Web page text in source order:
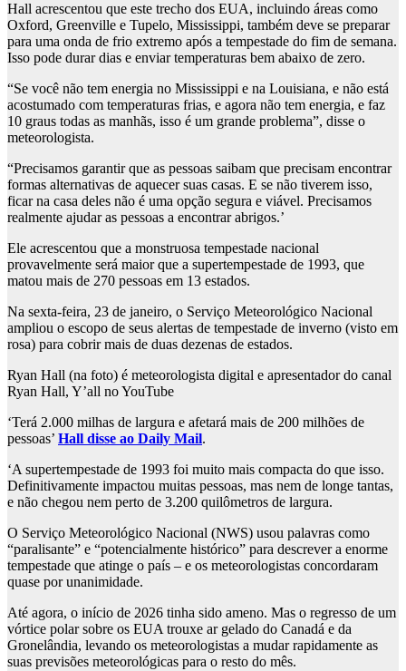
Hall acrescentou que este trecho dos EUA, incluindo áreas como
Oxford, Greenville e Tupelo, Mississippi, também deve se preparar
para uma onda de frio extremo após a tempestade do fim de semana.
Isso pode durar dias e enviar temperaturas bem abaixo de zero.
“Se você não tem energia no Mississippi e na Louisiana, e não está
acostumado com temperaturas frias, e agora não tem energia, e faz
10 graus todas as manhãs, isso é um grande problema”, disse o
meteorologista.
“Precisamos garantir que as pessoas saibam que precisam encontrar
formas alternativas de aquecer suas casas. E se não tiverem isso,
ficar na casa deles não é uma opção segura e viável. Precisamos
realmente ajudar as pessoas a encontrar abrigos.’
Ele acrescentou que a monstruosa tempestade nacional
provavelmente será maior que a supertempestade de 1993, que
matou mais de 270 pessoas em 13 estados.
Na sexta-feira, 23 de janeiro, o Serviço Meteorológico Nacional
ampliou o escopo de seus alertas de tempestade de inverno (visto em
rosa) para cobrir mais de duas dezenas de estados.
Ryan Hall (na foto) é meteorologista digital e apresentador do canal
Ryan Hall, Y’all no YouTube
‘Terá 2.000 milhas de largura e afetará mais de 200 milhões de
pessoas’ Hall disse ao Daily Mail.
‘A supertempestade de 1993 foi muito mais compacta do que isso.
Definitivamente impactou muitas pessoas, mas nem de longe tantas,
e não chegou nem perto de 3.200 quilômetros de largura.
O Serviço Meteorológico Nacional (NWS) usou palavras como
“paralisante” e “potencialmente histórico” para descrever a enorme
tempestade que atinge o país – e os meteorologistas concordaram
quase por unanimidade.
Até agora, o início de 2026 tinha sido ameno. Mas o regresso de um
vórtice polar sobre os EUA trouxe ar gelado do Canadá e da
Gronelândia, levando os meteorologistas a mudar rapidamente as
suas previsões meteorológicas para o resto do mês.